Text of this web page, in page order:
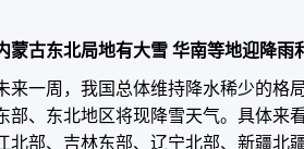
蒙古东北局地有大雪 华南等地迎降雨
一周，我国总体维持降水稀少的格
部、东北地区将现降雪天气。具体来
北部、吉林东部、辽宁北部、新疆北